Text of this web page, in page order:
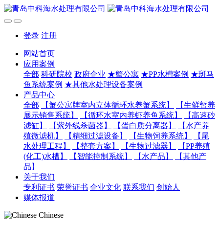
登录 注册
网站首页
应用案例
全部 科研院校 政府企业 ★蟹公寓 ★PP水槽案例 ★斑马
鱼系统案例 ★其他水处理设备案例
产品中心
全部
【蟹公寓牌室内立体循环水养蟹系统】
【生鲜暂养
展示销售系统】
【循环水室内养虾养鱼系统】
【高速砂
滤缸】
【紫外线杀菌器】 【蛋白质分离器】
【水产养
殖微滤机】
【精细过滤设备】 【生物饲养系统】
【尾
水处理工程】
【整套方案】 【生物过滤器】
【PP养殖
(化工)水槽】
【智能控制系统】 【水产品】
【其他产
品】
关于我们
专利证书 荣誉证书 企业文化 联系我们 创始人
媒体报道
Chinese